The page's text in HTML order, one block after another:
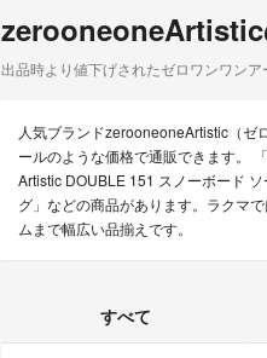
出品時より値下げされたゼロワンワン
人気ブランドzerooneoneArtistic（ゼ
ールのような価格で通販できます
Artistic DOUBLE 151 スノーボード
グ」などの商品があります。ラクマ
ムまで幅広い品揃えです。
すべて